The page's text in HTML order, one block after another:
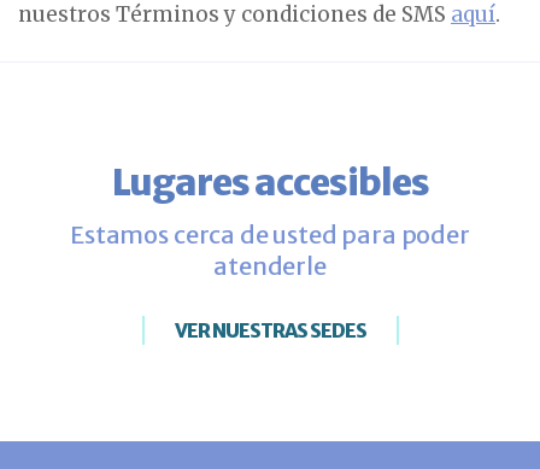
nuestros Términos y condiciones de SMS aquí.
Lugares accesibles
Estamos cerca de usted para poder
atenderle
VER NUESTRAS SEDES